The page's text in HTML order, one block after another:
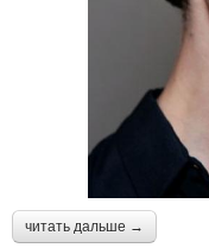
читать дальше →